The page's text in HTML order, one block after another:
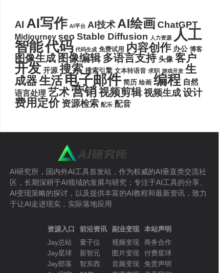
AI AI写作 AI平台 AI技术AI绘画ChatGPT
Midjourney seo Stable Diffusion 人力资源 人工
智能代码 代码生成 免费试用 内容创作 办公 博客
图像生成 图像编辑 多语言支持 头像 客户
开发 开源 搜索 搜索引擎 文本转语音 求职 游戏开发 生
成器生活电子邮件 简历 绘画 编程 自然
语言处理 艺术营销视频剪辑视频生成设计
费用定价 资源检索 配乐 配音
AI研究所，国内外AI工具首发站，作为权威的AI垂直类交流社
区，长期深耕于AI领域的发展与研究；专注于AI工具的分享、
AI变现策略的探讨，以及提供丰富的AI教程和最新资讯，致力
于让AI走进现实，实际落地应用
资源入口
Jay总站
Jay星球
Jay部落
前沿资讯
量子位
新智元
智东西
副业变现
视频变现
图片变现
音频变现
本站声明
商务合作
付费星球
免责声明